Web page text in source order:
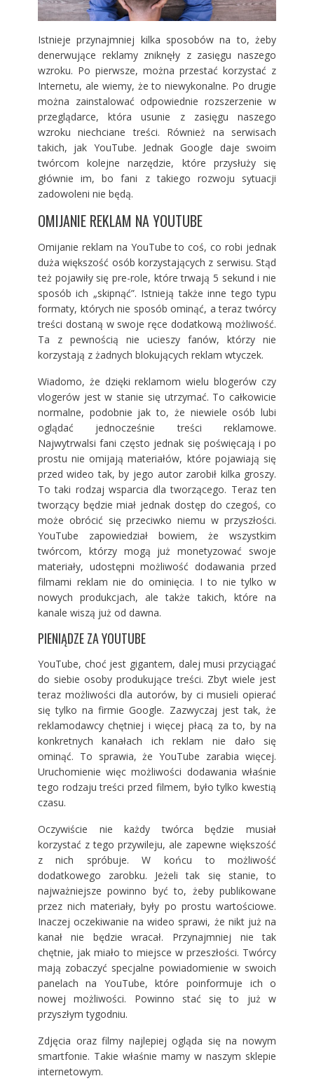
Istnieje przynajmniej kilka sposobów na to, żeby
denerwujące reklamy zniknęły z zasięgu naszego
wzroku. Po pierwsze, można przestać korzystać z
Internetu, ale wiemy, że to niewykonalne. Po drugie
można zainstalować odpowiednie rozszerzenie w
przeglądarce, która usunie z zasięgu naszego
wzroku niechciane treści. Również na serwisach
takich, jak YouTube. Jednak Google daje swoim
twórcom kolejne narzędzie, które przysłuży się
głównie im, bo fani z takiego rozwoju sytuacji
zadowoleni nie będą.
OMIJANIE REKLAM NA YOUTUBE
Omijanie reklam na YouTube to coś, co robi jednak
duża większość osób korzystających z serwisu. Stąd
też pojawiły się pre-role, które trwają 5 sekund i nie
sposób ich „skipnąć”. Istnieją także inne tego typu
formaty, których nie sposób ominąć, a teraz twórcy
treści dostaną w swoje ręce dodatkową możliwość.
Ta z pewnością nie ucieszy fanów, którzy nie
korzystają z żadnych blokujących reklam wtyczek.
Wiadomo, że dzięki reklamom wielu blogerów czy
vlogerów jest w stanie się utrzymać. To całkowicie
normalne, podobnie jak to, że niewiele osób lubi
oglądać jednocześnie treści reklamowe.
Najwytrwalsi fani często jednak się poświęcają i po
prostu nie omijają materiałów, które pojawiają się
przed wideo tak, by jego autor zarobił kilka groszy.
To taki rodzaj wsparcia dla tworzącego. Teraz ten
tworzący będzie miał jednak dostęp do czegoś, co
może obrócić się przeciwko niemu w przyszłości.
YouTube zapowiedział bowiem, że wszystkim
twórcom, którzy mogą już monetyzować swoje
materiały, udostępni możliwość dodawania przed
filmami reklam nie do ominięcia. I to nie tylko w
nowych produkcjach, ale także takich, które na
kanale wiszą już od dawna.
PIENIĄDZE ZA YOUTUBE
YouTube, choć jest gigantem, dalej musi przyciągać
do siebie osoby produkujące treści. Zbyt wiele jest
teraz możliwości dla autorów, by ci musieli opierać
się tylko na firmie Google. Zazwyczaj jest tak, że
reklamodawcy chętniej i więcej płacą za to, by na
konkretnych kanałach ich reklam nie dało się
ominąć. To sprawia, że YouTube zarabia więcej.
Uruchomienie więc możliwości dodawania właśnie
tego rodzaju treści przed filmem, było tylko kwestią
czasu.
Oczywiście nie każdy twórca będzie musiał
korzystać z tego przywileju, ale zapewne większość
z nich spróbuje. W końcu to możliwość
dodatkowego zarobku. Jeżeli tak się stanie, to
najważniejsze powinno być to, żeby publikowane
przez nich materiały, były po prostu wartościowe.
Inaczej oczekiwanie na wideo sprawi, że nikt już na
kanał nie będzie wracał. Przynajmniej nie tak
chętnie, jak miało to miejsce w przeszłości. Twórcy
mają zobaczyć specjalne powiadomienie w swoich
panelach na YouTube, które poinformuje ich o
nowej możliwości. Powinno stać się to już w
przyszłym tygodniu.
Zdjęcia oraz filmy najlepiej ogląda się na nowym
smartfonie. Takie właśnie mamy w naszym sklepie
internetowym.